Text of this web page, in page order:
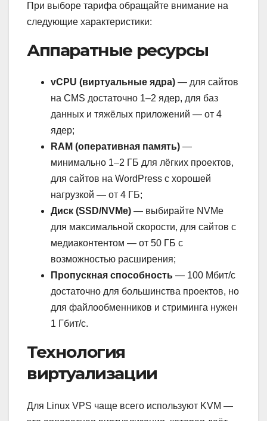
При выборе тарифа обращайте внимание на
следующие характеристики:
Аппаратные ресурсы
vCPU (виртуальные ядра) — для сайтов
на CMS достаточно 1–2 ядер, для баз
данных и тяжёлых приложений — от 4
ядер;
RAM (оперативная память) —
минимально 1–2 ГБ для лёгких проектов,
для сайтов на WordPress с хорошей
нагрузкой — от 4 ГБ;
Диск (SSD/NVMe) — выбирайте NVMe
для максимальной скорости, для сайтов с
медиаконтентом — от 50 ГБ с
возможностью расширения;
Пропускная способность — 100 Мбит/с
достаточно для большинства проектов, но
для файлообменников и стриминга нужен
1 Гбит/с.
Технология
виртуализации
Для Linux VPS чаще всего используют KVM —